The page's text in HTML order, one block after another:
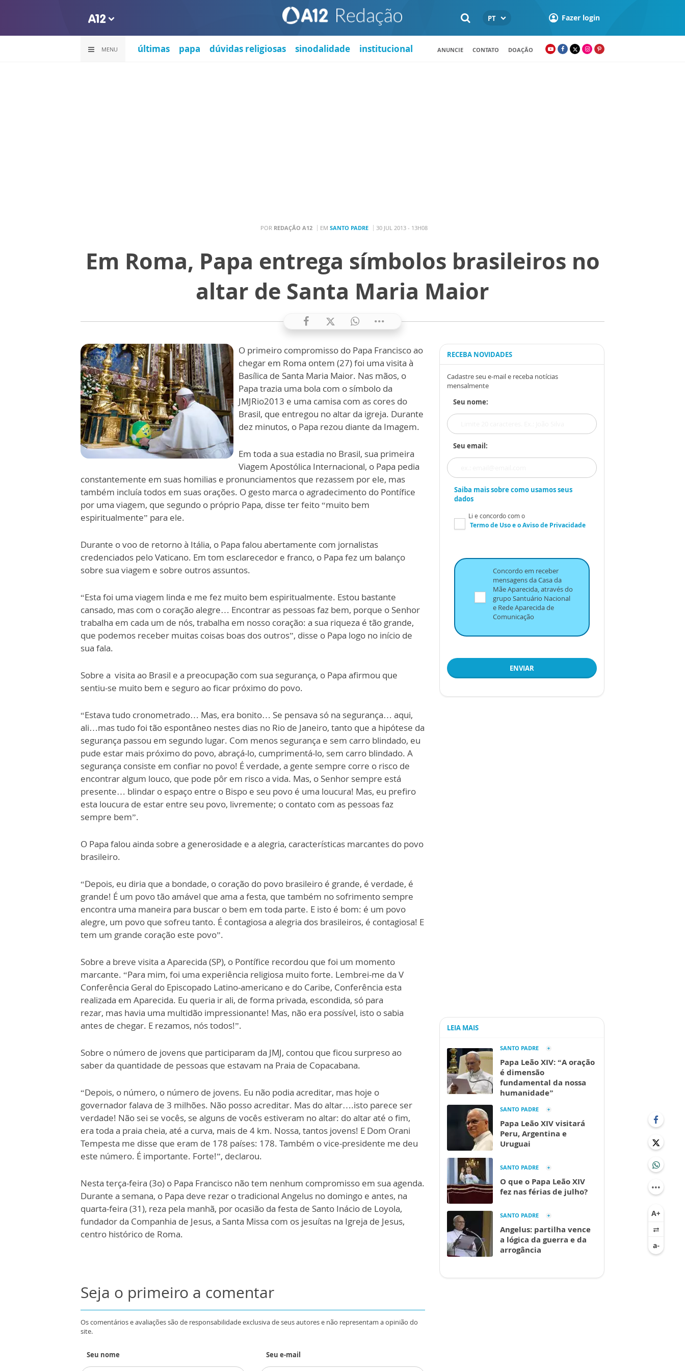
PT Fazer login
MENU últimas papa dúvidas religiosas sinodalidade institucional ANUNCIE CONTATO DOAÇÃO
POR REDAÇÃO A12 EM SANTO PADRE 30 JUL 2013 - 13H08
Em Roma, Papa entrega símbolos brasileiros no
altar de Santa Maria Maior
O primeiro compromisso do Papa Francisco ao
chegar em Roma ontem (27) foi uma visita à
Basílica de Santa Maria Maior. Nas mãos, o
Papa trazia uma bola com o símbolo da
JMJRio2013 e uma camisa com as cores do
Brasil, que entregou no altar da igreja. Durante
dez minutos, o Papa rezou diante da Imagem.
Em toda a sua estadia no Brasil, sua primeira
Viagem Apostólica Internacional, o Papa pedia
constantemente em suas homilias e pronunciamentos que rezassem por ele, mas
também incluía todos em suas orações. O gesto marca o agradecimento do Pontífice
por uma viagem, que segundo o próprio Papa, disse ter feito “muito bem
espiritualmente” para ele.
Durante o voo de retorno à Itália, o Papa falou abertamente com jornalistas
credenciados pelo Vaticano. Em tom esclarecedor e franco, o Papa fez um balanço
sobre sua viagem e sobre outros assuntos.
“Esta foi uma viagem linda e me fez muito bem espiritualmente. Estou bastante
cansado, mas com o coração alegre… Encontrar as pessoas faz bem, porque o Senhor
trabalha em cada um de nós, trabalha em nosso coração: a sua riqueza é tão grande,
que podemos receber muitas coisas boas dos outros”, disse o Papa logo no início de
sua fala.
Sobre a visita ao Brasil e a preocupação com sua segurança, o Papa afirmou que
sentiu-se muito bem e seguro ao ficar próximo do povo.
“Estava tudo cronometrado… Mas, era bonito… Se pensava só na segurança… aqui,
ali…mas tudo foi tão espontâneo nestes dias no Rio de Janeiro, tanto que a hipótese da
segurança passou em segundo lugar. Com menos segurança e sem carro blindado, eu
pude estar mais próximo do povo, abraçá-lo, cumprimentá-lo, sem carro blindado. A
segurança consiste em confiar no povo! É verdade, a gente sempre corre o risco de
encontrar algum louco, que pode pôr em risco a vida. Mas, o Senhor sempre está
presente… blindar o espaço entre o Bispo e seu povo é uma loucura! Mas, eu prefiro
esta loucura de estar entre seu povo, livremente; o contato com as pessoas faz
sempre bem”.
O Papa falou ainda sobre a generosidade e a alegria, características marcantes do povo
brasileiro.
“Depois, eu diria que a bondade, o coração do povo brasileiro é grande, é verdade, é
grande! É um povo tão amável que ama a festa, que também no sofrimento sempre
encontra uma maneira para buscar o bem em toda parte. E isto é bom: é um povo
alegre, um povo que sofreu tanto. É contagiosa a alegria dos brasileiros, é contagiosa! E
tem um grande coração este povo”.
Sobre a breve visita a Aparecida (SP), o Pontífice recordou que foi um momento
marcante. “Para mim, foi uma experiência religiosa muito forte. Lembrei-me da V
Conferência Geral do Episcopado Latino-americano e do Caribe, Conferência esta
realizada em Aparecida. Eu queria ir ali, de forma privada, escondida, só para
rezar, mas havia uma multidão impressionante! Mas, não era possível, isto o sabia
antes de chegar. E rezamos, nós todos!”.
Sobre o número de jovens que participaram da JMJ, contou que ficou surpreso ao
saber da quantidade de pessoas que estavam na Praia de Copacabana.
“Depois, o número, o número de jovens. Eu não podia acreditar, mas hoje o
governador falava de 3 milhões. Não posso acreditar. Mas do altar….isto parece ser
verdade! Não sei se vocês, se alguns de vocês estiveram no altar: do altar até o fim,
era toda a praia cheia, até a curva, mais de 4 km. Nossa, tantos jovens! E Dom Orani
Tempesta me disse que eram de 178 países: 178. Também o vice-presidente me deu
este número. É importante. Forte!”, declarou.
Nesta terça-feira (3o) o Papa Francisco não tem nenhum compromisso em sua agenda.
Durante a semana, o Papa deve rezar o tradicional Angelus no domingo e antes, na
quarta-feira (31), reza pela manhã, por ocasião da festa de Santo Inácio de Loyola,
fundador da Companhia de Jesus, a Santa Missa com os jesuítas na Igreja de Jesus,
centro histórico de Roma.
Seja o primeiro a comentar
Os comentários e avaliações são de responsabilidade exclusiva de seus autores e não representam a opinião do
site.
Seu nome Seu e-mail
RECEBA NOVIDADES
Cadastre seu e-mail e receba notícias
mensalmente
Seu nome:
Seu email:
Saiba mais sobre como usamos seus
dados
Li e concordo com o
Termo de Usoe oAviso de Privacidade
Concordo em receber
mensagens da Casa da
Mãe Aparecida, através do
grupo Santuário Nacional
e Rede Aparecida de
Comunicação
ENVIAR
LEIA MAIS
SANTO PADRE
Papa Leão XIV: “A oração
é dimensão
fundamental da nossa
humanidade”
SANTO PADRE
Papa Leão XIV visitará
Peru, Argentina e
Uruguai
SANTO PADRE
O que o Papa Leão XIV
fez nas férias de julho?
SANTO PADRE
Angelus: partilha vence
a lógica da guerra e da
arrogância